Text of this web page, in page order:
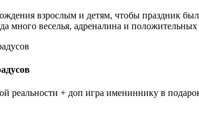
взрослым и детям, чтобы праздник
много веселья, адреналина и
реальности + доп игра имениннику в